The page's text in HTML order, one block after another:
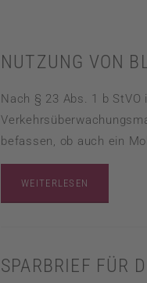
NUTZUNG VON
Nach § 23 Abs. 1 b
befassen, ob auch ein
WEITERLESEN
SPARBRIEF FÜR